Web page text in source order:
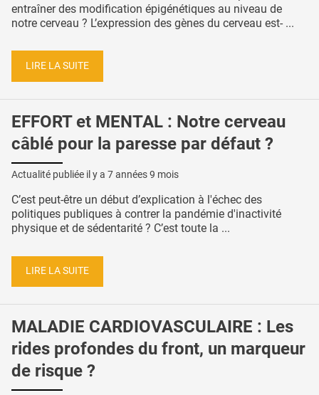
entraîner des modification épigénétiques au niveau de
notre cerveau ? L’expression des gènes du cerveau est- ...
LIRE LA SUITE
EFFORT et MENTAL : Notre cerveau
câblé pour la paresse par défaut ?
Actualité publiée il y a 7 années 9 mois
C’est peut-être un début d’explication à l'échec des
politiques publiques à contrer la pandémie d'inactivité
physique et de sédentarité ? C’est toute la ...
LIRE LA SUITE
MALADIE CARDIOVASCULAIRE : Les
rides profondes du front, un marqueur
de risque ?